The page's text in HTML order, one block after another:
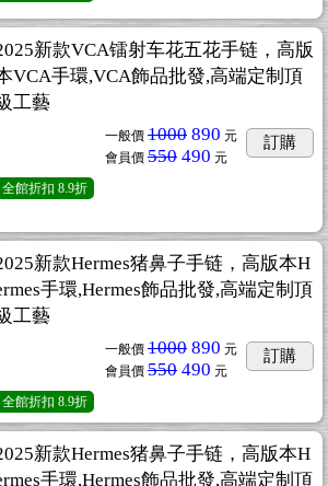
新款VCA镭射车花五花手链，高版
VCA手環,VCA飾品批發,高端定制頂
工藝
一般價 1000 890 元
會員價 550 490 元
訂購
全館折扣 8.9折
新款Hermes猪鼻子手链，高版本H
手環,Hermes飾品批發,高端定制頂
工藝
一般價 1000 890 元
會員價 550 490 元
訂購
全館折扣 8.9折
新款Hermes猪鼻子手链，高版本H
手環,Hermes飾品批發,高端定制頂